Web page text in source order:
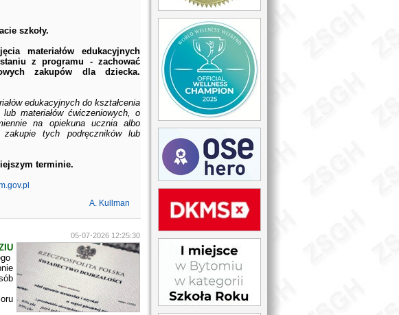
szkoły.
materiałów edukacyjnych
z programu - zachować
zakupów dla dziecka.
edukacyjnych do kształcenia
materiałów ćwiczeniowych, o
na opiekuna ucznia albo
zakupie tych podręczników lub
terminie.
A. Kullman
05-07-2026 12:25:30